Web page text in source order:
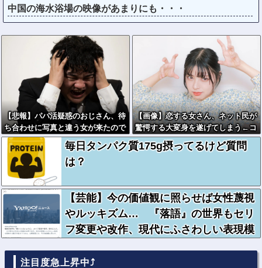
中国の海水浴場の映像があまりにも・・・
【悲報】パパ活疑惑のおじさん、待
ち合わせに写真と違う女が来たので
逃げようとするも眼鏡を奪われ可哀
想なことになっているところを激写
されてしまう…
【画像】恋する女さん、ネット民が
驚愕する大変身を遂げてしまう←コ
レは凄過ぎるw w w w w w w w
毎日タンパク質175g摂ってるけど質問
は？
【芸能】今の価値観に照らせば女性蔑視
やルッキズム… 『落語』の世界もセリ
フ変更や改作、現代にふさわしい表現模
注目度急上昇中⤴